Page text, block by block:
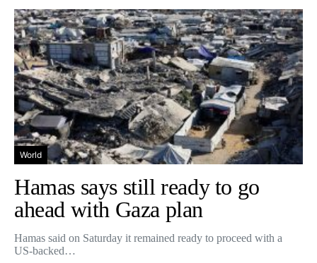
World
Hamas says still ready to go
ahead with Gaza plan
Hamas said on Saturday it remained ready to proceed with a
US-backed…